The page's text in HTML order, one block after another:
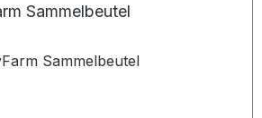
– MyFarm Sammelbeutel
Sammelbeutel